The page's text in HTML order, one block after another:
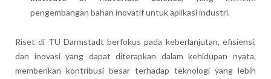
pengembangan bahan inovatif untuk aplikasi industri.
Riset di TU Darmstadt berfokus pada keberlanjutan, efisiensi,
dan inovasi yang dapat diterapkan dalam kehidupan nyata,
memberikan kontribusi besar terhadap teknologi yang lebih